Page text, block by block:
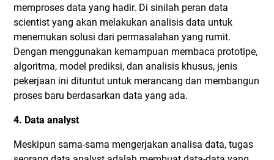
memproses data yang hadir. Di sinilah peran data
scientist yang akan melakukan analisis data untuk
menemukan solusi dari permasalahan yang rumit.
Dengan menggunakan kemampuan membaca prototipe,
algoritma, model prediksi, dan analisis khusus, jenis
pekerjaan ini dituntut untuk merancang dan membangun
proses baru berdasarkan data yang ada.
4. Data analyst
Meskipun sama-sama mengerjakan analisa data, tugas